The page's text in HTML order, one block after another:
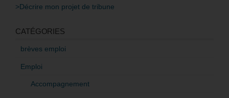
>Décrire mon projet de tribune
CATÉGORIES
brèves emploi
Emploi
Accompagnement